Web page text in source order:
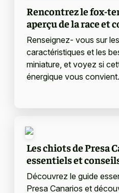
Rencontrez le fox-
aperçu de la race et
Renseignez- vous sur
caractéristiques et les
miniature, et voyez si
énergique vous convient.
Les chiots de Presa
essentiels et
Découvrez le guide
Presa Canarios et